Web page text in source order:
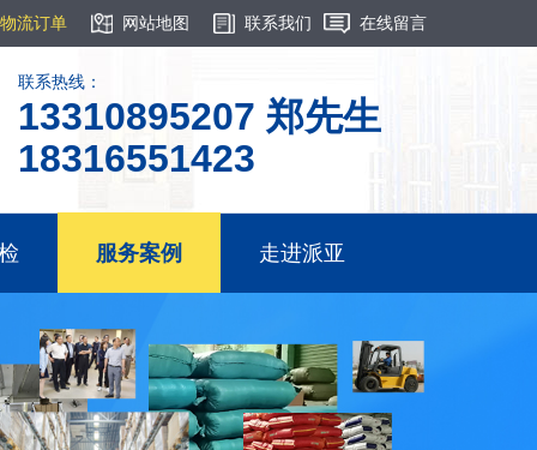
物流订单 网站地图 联系我们 在线留言
联系热线：
13310895207 郑先生
18316551423
服务案例 走进派亚